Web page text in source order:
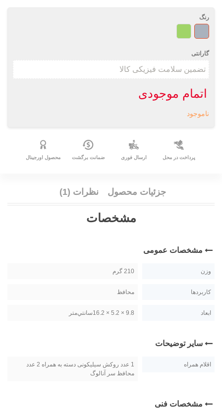
رنگ
خاکستریسبز
گارانتی
اتمام موجودی
ناموجود
پرداخت در محل ارسال فوری ضمانت برگشت محصول اورجینال
جزئیات محصول نظرات (1)
مشخصات
مشخصات عمومی
وزن 210 گرم
کاربردها محافظ
ابعاد 9.8 × 5.2 × 16.2سانتي‌متر
سایر توضیحات
اقلام همراه
1 عدد روکش سیلیکونی دسته به همراه 2 عدد
محافظ سر آنالوگ
مشخصات فنی